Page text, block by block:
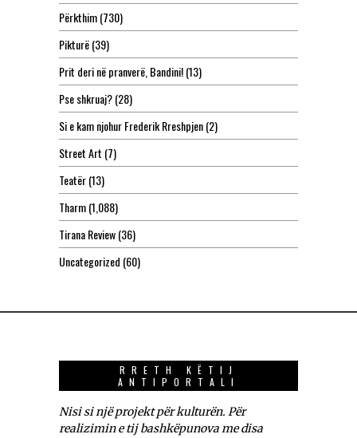
Përkthim(730)
Pikturë(39)
Prit deri në pranverë, Bandini!(13)
Pse shkruaj?(28)
Si e kam njohur Frederik Rreshpjen(2)
Street Art (7)
Teatër(13)
Tharm(1,088)
Tirana Review(36)
Uncategorized (60)
RRETH KËTIJ
ANTIPORTALI
Nisi si një projekt për kulturën. Për
realizimin e tij bashkëpunova me disa